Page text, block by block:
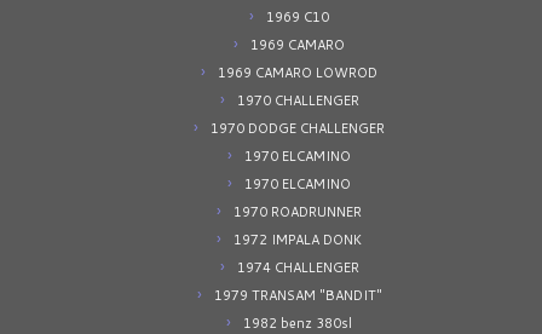
1969 C10
1969 CAMARO
1969 CAMARO LOWROD
1970 CHALLENGER
1970 DODGE CHALLENGER
1970 ELCAMINO
1970 ELCAMINO
1970 ROADRUNNER
1972 IMPALA DONK
1974 CHALLENGER
1979 TRANSAM "BANDIT"
1982 benz 380sl